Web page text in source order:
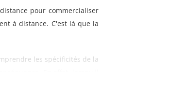
pour commercialiser
à distance. C'est là que la
les spécificités de la